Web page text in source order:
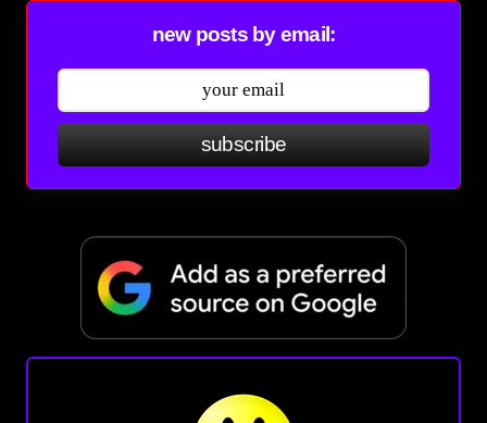
new posts by email:
subscribe